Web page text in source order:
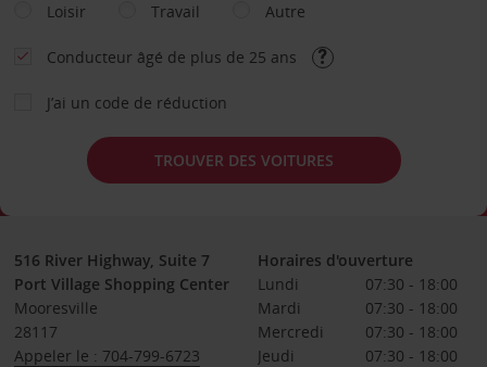
Loisir
Travail Autre
Conducteur âgé de plus de 25 ans
J’ai un code de réduction
TROUVER DES VOITURES
516 River Highway, Suite 7
Port Village Shopping Center
Mooresville
28117
Appeler le : 704-799-6723
Horaires d'ouverture
Lundi
07:30 - 18:00
Mardi
07:30 - 18:00
Mercredi
07:30 - 18:00
Jeudi
07:30 - 18:00